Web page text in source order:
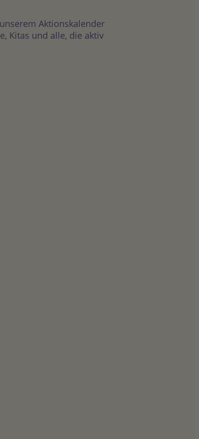
Aktionskalender
Kitas und alle, die aktiv